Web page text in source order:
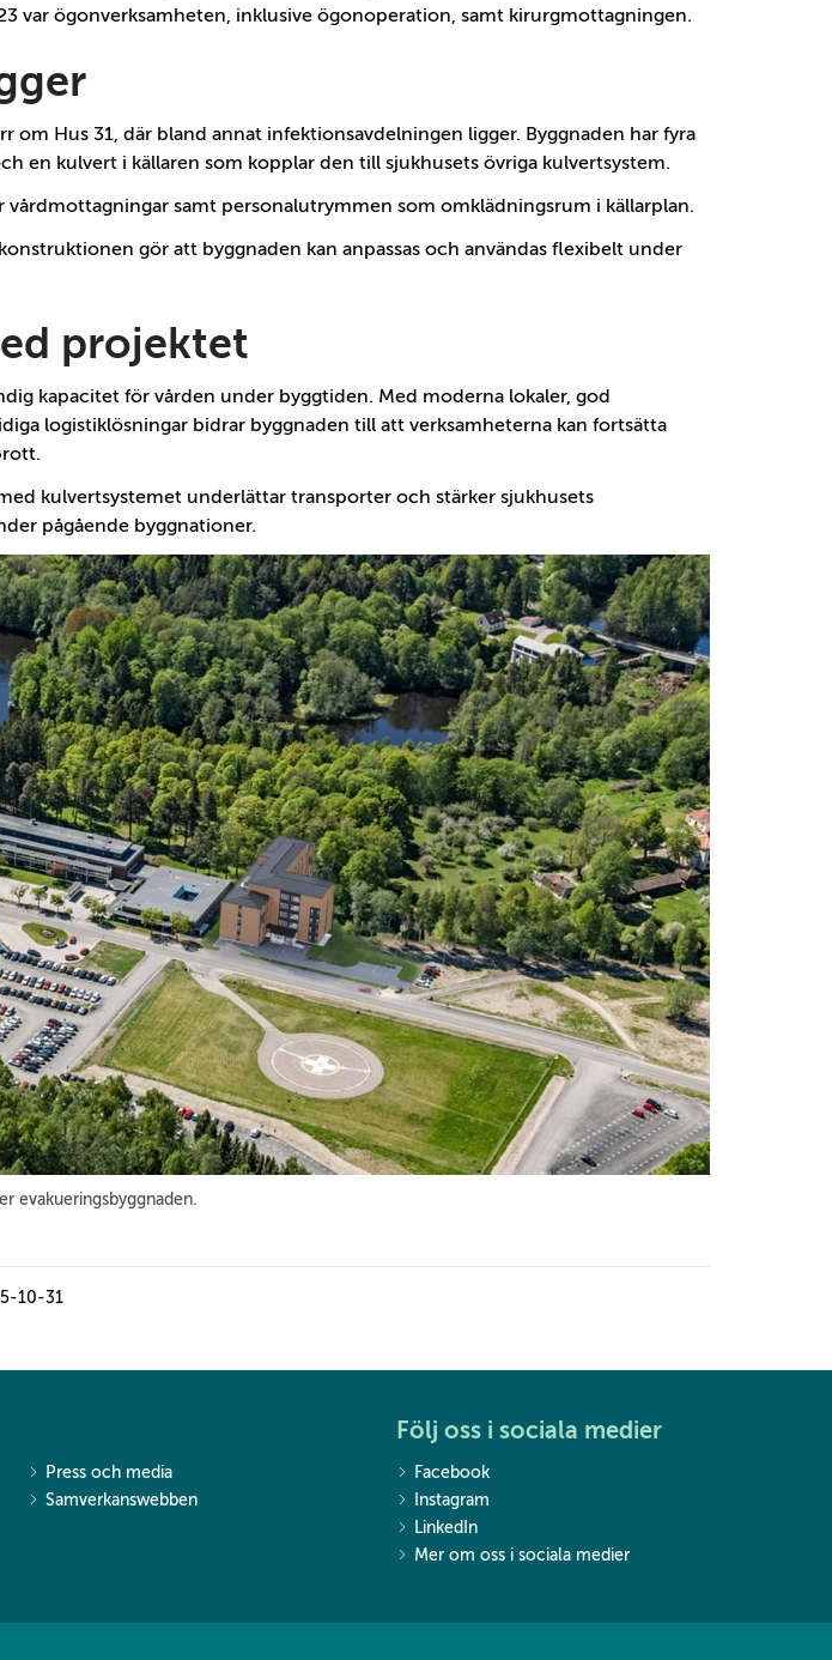
var ögonverksamheten, inklusive ögonoperation, samt kirurgmottagningen.
om Hus 31, där bland annat infektionsavdelningen ligger. Byggnaden har fyra
en kulvert i källaren som kopplar den till sjukhusets övriga kulvertsystem.
vårdmottagningar samt personalutrymmen som omklädningsrum i källarplan.
gör att byggnaden kan anpassas och användas flexibelt under
projektet
kapacitet för vården under byggtiden. Med moderna lokaler, god
logistiklösningar bidrar byggnaden till att verksamheterna kan fortsätta
kulvertsystemet underlättar transporter och stärker sjukhusets
pågående byggnationer.
evakueringsbyggnaden.
10-31
Press och media
Samverkanswebben
Följ oss i sociala medier
Facebook
Instagram
LinkedIn
Mer om oss i sociala medier